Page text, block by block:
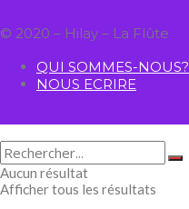
© 2020 – Hilay – La Flûte
QUI SOMMES-NOUS?
NOUS ECRIRE
Aucun résultat
Afficher tous les résultats